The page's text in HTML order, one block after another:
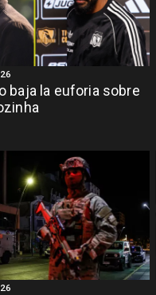
baja la euforia sobre